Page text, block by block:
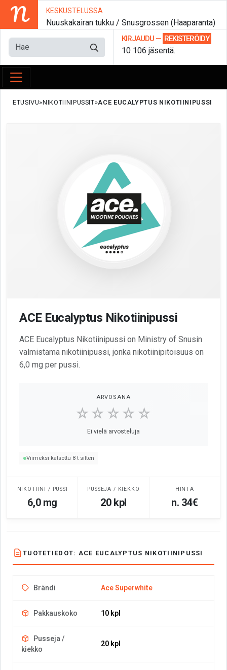
N KESKUSTELUSSA
Nuuskakairan tukku / Snusgrossen (Haaparanta)
KIRJAUDU — REKISTERÖIDY
10 106 jäsentä.
ETUSIVU NIKOTIINIPUSSIT ACE EUCALYPTUS NIKOTIINIPUSSI
ACE Eucalyptus Nikotiinipussi
ACE Eucalyptus Nikotiinipussi on Ministry of Snusin
valmistama nikotiinipussi, jonka nikotiinipitoisuus on
6,0 mg per pussi.
ARVOSANA
☆☆☆☆☆
Ei vielä arvosteluja
Viimeksi katsottu 8 t sitten
NIKOTIINI / PUSSI
6,0 mg
PUSSEJA / KIEKKO
20 kpl
HINTA
n. 34€
TUOTETIEDOT: ACE EUCALYPTUS NIKOTIINIPUSSI
Brändi Ace Superwhite
Pakkauskoko 10 kpl
Pusseja /
kiekko
20 kpl